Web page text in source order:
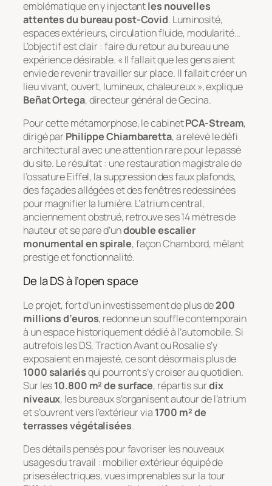
emblématique en y injectantles nouvelles
attentes du bureau post-Covid. Luminosité,
espaces extérieurs, circulation fluide, modularité…
L’objectif est clair : faire du retour au bureau une
expérience désirable. « Il fallait que les gens aient
envie de revenir travailler sur place. Il fallait créer un
lieu vivant, ouvert, lumineux, chaleureux », explique
Beñat Ortega, directeur général de Gecina.
Pour cette métamorphose, le cabinetPCA-Stream,
dirigé parPhilippe Chiambaretta, a relevé le défi
architectural avec une attention rare pour le passé
du site. Le résultat : une restauration magistrale de
l’ossature Eiffel, la suppression des faux plafonds,
des façades allégées et des fenêtres redessinées
pour magnifier la lumière. L’atrium central,
anciennement obstrué, retrouve ses 14 mètres de
hauteur et se pare d’undouble escalier
monumental en spirale, façon Chambord, mêlant
prestige et fonctionnalité.
De la DS à l’open space
Le projet, fort d’un investissement de plus de200
millions d’euros, redonne un souffle contemporain
à un espace historiquement dédié à l’automobile. Si
autrefois les DS, Traction Avant ou Rosalie s’y
exposaient en majesté, ce sont désormais plus de
1000 salariésqui pourront s’y croiser au quotidien.
Sur les10.800 m² de surface, répartis surdix
niveaux, les bureaux s’organisent autour de l’atrium
et s’ouvrent vers l’extérieur via 1700 m² de
terrasses végétalisées.
Des détails pensés pour favoriser les nouveaux
usages du travail : mobilier extérieur équipé de
prises électriques, vues imprenables sur la tour